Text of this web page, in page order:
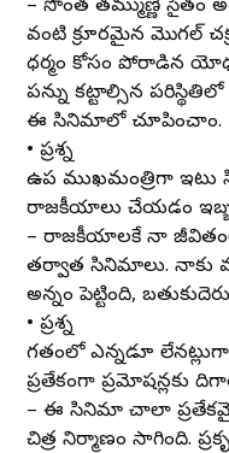
– సొంత తమ్ముణ్ణి సైతం
వంటి క్రూరమైన మొగల్
ధర్మం కోసం పోరాడిన
పన్ను కట్టాల్సిన
ఈ సినిమాలో చూపించాం.
• ప్రశ్న
ఉప ముఖ్యమంత్రిగా
రాజకీయాలు చేయడం
– రాజకీయాలకే నా
తర్వాత సినిమాలు. నాకు
అన్నం పెట్టింది,
• ప్రశ్న
గతంలో ఎన్నడూ
ప్రత్యేకంగా ప్రమోషన్లకు
– ఈ సినిమా చాలా
చిత్ర నిర్మాణం సాగింది.